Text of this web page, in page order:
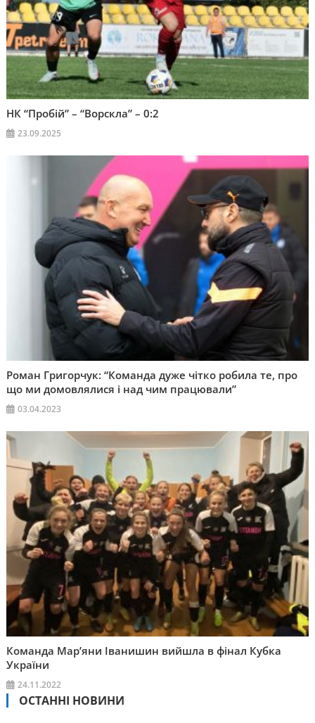
НК “Пробій” – “Ворскла” – 0:2
23.09.2025
Роман Григорчук: “Команда дуже чітко робила те, про
що ми домовлялися і над чим працювали”
03.04.2023
Команда Мар’яни Іванишин вийшла в фінал Кубка
України
24.11.2022
ОСТАННІ НОВИНИ